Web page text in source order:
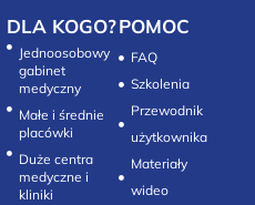
DLA KOGO?
Jednoosobowy
gabinet
medyczny
Małe i średnie
placówki
Duże centra
medyczne i
kliniki
POMOC
FAQ
Szkolenia
Przewodnik
użytkownika
Materiały
wideo